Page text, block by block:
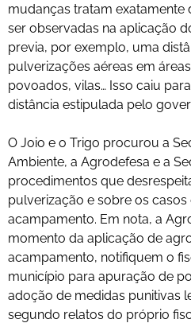
mudanças tratam exatamente
ser observadas na aplicação
previa, por exemplo, uma
pulverizações aéreas em
povoados, vilas… Isso caiu
distância estipulada pelo
O Joio e o Trigo procurou a
Ambiente, a Agrodefesa e a
procedimentos que
pulverização e sobre os
acampamento. Em nota, a
momento da aplicação de
acampamento, notifiquem o
município para apuração de
adoção de medidas punitivas
segundo relatos do próprio